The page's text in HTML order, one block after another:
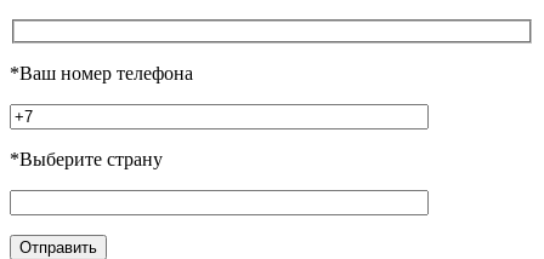
*Ваш номер телефона
*Выберите страну